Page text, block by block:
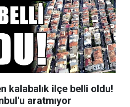
kalabalık ilçe belli oldu!
aratmıyor